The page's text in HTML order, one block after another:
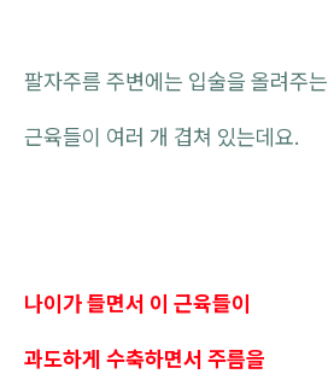
팔자주름 주변에는 입술을 올려주는
근육들이 여러 개 겹쳐 있는데요.
나이가 들면서 이 근육들이
과도하게 수축하면서 주름을